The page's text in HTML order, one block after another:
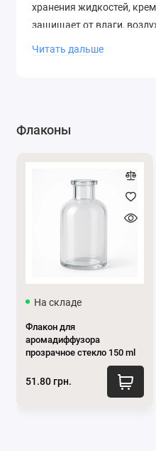
хранения жидкостей,
защищает от влаги,
Читать дальше
Флаконы
На складе
Флакон для
аромадиффузора
прозрачное стекло 150 ml
51.80 грн.